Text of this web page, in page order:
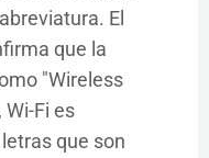
El
que la
"Wireless
Fi es
que son